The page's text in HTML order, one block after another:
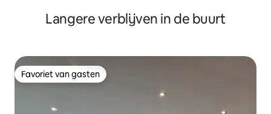
Langere verblijven in de buurt
Favoriet van gasten
Favoriet van gasten